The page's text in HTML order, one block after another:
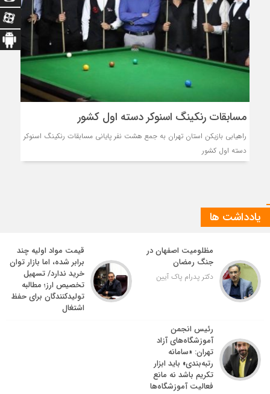
مسابقات رنکینگ اسنوکر دسته اول کشور
راهیابی بازیکن استان تهران به جمع هشت نفر پایانی مسابقات رنکینگ اسنوکر
دسته اول کشور
یادداشت ها
مظلومیت اصفهان در
جنگ رمضان
دکتر پدرام پاک آیین
قیمت مواد اولیه چند
برابر شده، اما بازار توان
خرید ندارد/ تسهیل
تخصیص ارز؛ مطالبه
تولیدکنندگان برای حفظ
اشتغال
رئیس انجمن
آموزشگاه‌های آزاد
تهران: «سامانه
رتبه‌بندی» باید ابزار
تکریم باشد نه مانع
فعالیت آموزشگاه‌ها